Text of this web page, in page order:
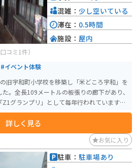
口コミ1件）
#イベント体験
旧宇和町小学校を移築し「米どころ宇和」を
。全長109メートルの板張りの廊下があり、
グランプリ」として毎年行われています。
することができ、記念にタイムを証明書に
詳しく見る
混雑： 少し空いている
滞在： 0.5時間
施設： 屋内
お気に入り
駐車： 駐車場あり